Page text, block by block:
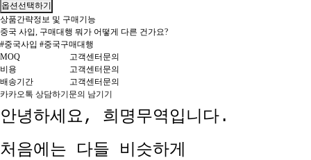
옵션선택하기
상품간략정보 및 구매기능
중국 사입, 구매대행 뭐가 어떻게 다른 건가요?
#중국사입 #중국구매대행
MOQ
고객센터문의
비용
고객센터문의
배송기간
고객센터문의
카카오톡 상담하기 문의 남기기
안녕하세요, 희명무역입니다.
처음에는 다들 비슷하게